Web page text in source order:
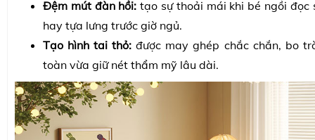
Đệm mút đàn hồi: tạo sự thoải mái khi bé ngồi đọc
hay tựa lưng trước giờ ngủ.
Tạo hình tai thỏ: được may ghép chắc chắn, bo
toàn vừa giữ nét thẩm mỹ lâu dài.